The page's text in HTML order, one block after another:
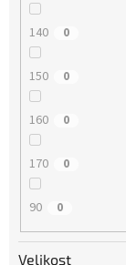
140 0
150 0
160 0
170 0
90 0
Velikost